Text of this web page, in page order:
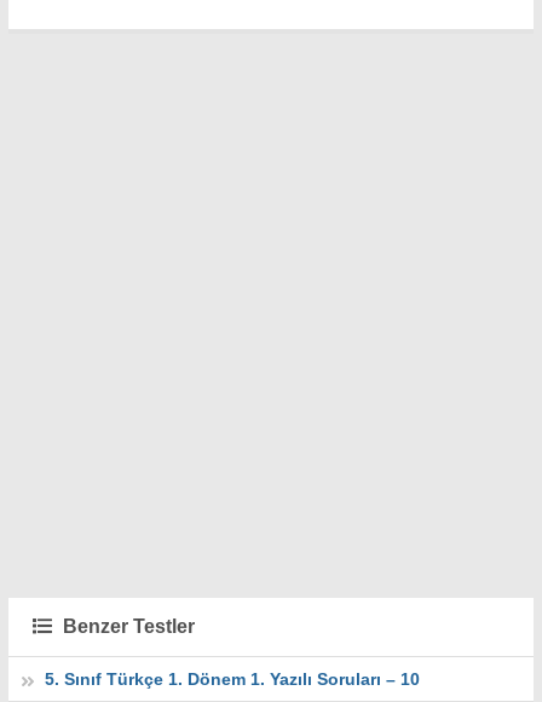
Benzer Testler
5. Sınıf Türkçe 1. Dönem 1. Yazılı Soruları – 10